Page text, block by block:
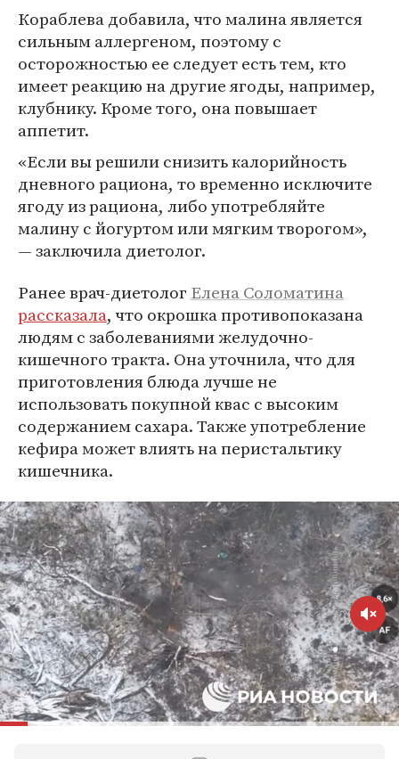
Кораблева добавила, что малина является
сильным аллергеном, поэтому с
осторожностью ее следует есть тем, кто
имеет реакцию на другие ягоды, например,
клубнику. Кроме того, она повышает
аппетит.
«Если вы решили снизить калорийность
дневного рациона, то временно исключите
ягоду из рациона, либо употребляйте
малину с йогуртом или мягким творогом»,
— заключила диетолог.
Ранее врач-диетолог Елена Соломатина
рассказала, что окрошка противопоказана
людям с заболеваниями желудочно-
кишечного тракта. Она уточнила, что для
приготовления блюда лучше не
использовать покупной квас с высоким
содержанием сахара. Также употребление
кефира может влиять на перистальтику
кишечника.